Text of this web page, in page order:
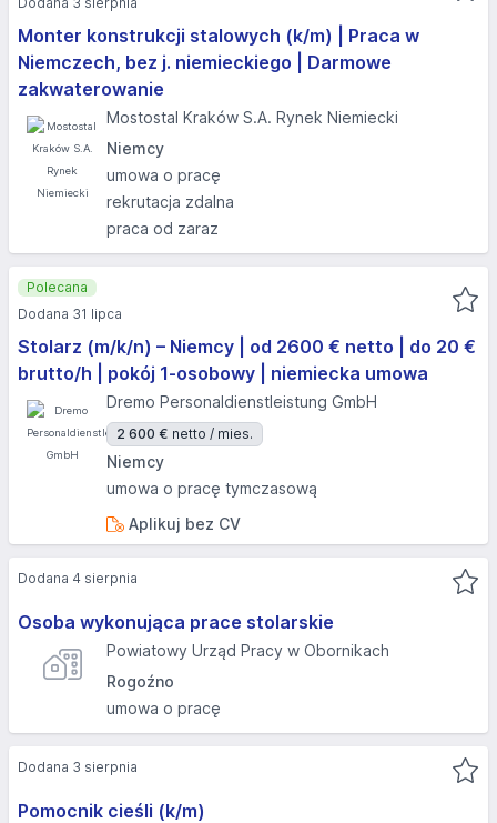
Monter konstrukcji stalowych (k/m) | Praca w
Niemczech, bez j. niemieckiego | Darmowe
zakwaterowanie
Mostostal Kraków S.A. Rynek Niemiecki
Niemcy
umowa o pracę
rekrutacja zdalna
praca od zaraz
Stolarz (m/k/n) – Niemcy | od 2600 € netto | do 20 €
brutto/h | pokój 1-osobowy | niemiecka umowa
Dremo Personaldienstleistung GmbH
2 600 € netto / mies.
Niemcy
umowa o pracę tymczasową
Aplikuj bez CV
Polecana
Dodana 31 lipca
Osoba wykonująca prace stolarskie
Powiatowy Urząd Pracy w Obornikach
Rogoźno
umowa o pracę
Dodana 4 sierpnia
Pomocnik cieśli (k/m)
Dodana 3 sierpnia